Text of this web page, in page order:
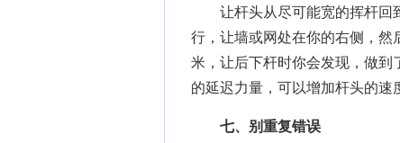
让杆头从尽可能宽的挥杆回
行，让墙或网处在你的右侧，然
米，让后下杆时你会发现，做到
的延迟力量，可以增加杆头的速
七、别重复错误